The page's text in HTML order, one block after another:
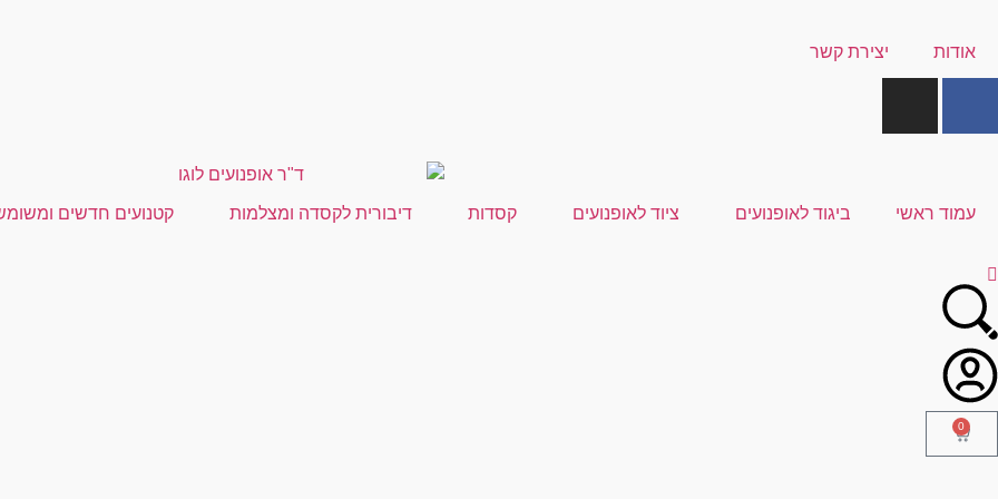
אודות יצירת קשר
עמוד ראשי ביגוד לאופנועים ציוד לאופנועים קסדות דיבורית לקסדה ומצלמות קטנועים חדשים
0